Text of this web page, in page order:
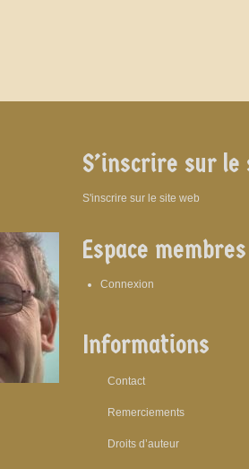
S’inscrire sur
S'inscrire sur le site web
Espace membres
Connexion
Informations
Contact
Remerciements
Droits d’auteur